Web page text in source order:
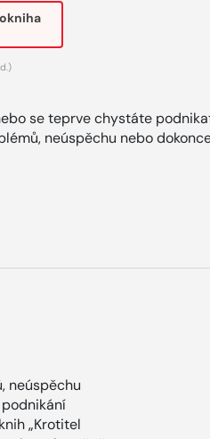
se teprve chystáte
neúspěchu nebo
neúspěchu
„Krotitel